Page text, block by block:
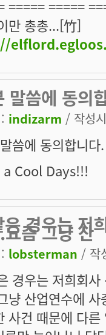
===== =====
만 총총...[竹]
말씀에 동의
indizarm / 작성
씀에 동의합니다.
Cool Days!!!
경우는 저
요즘 그냥 산
lobsterman / 작
경우는 저희회
냥 산업연수에
사건 때문에 다